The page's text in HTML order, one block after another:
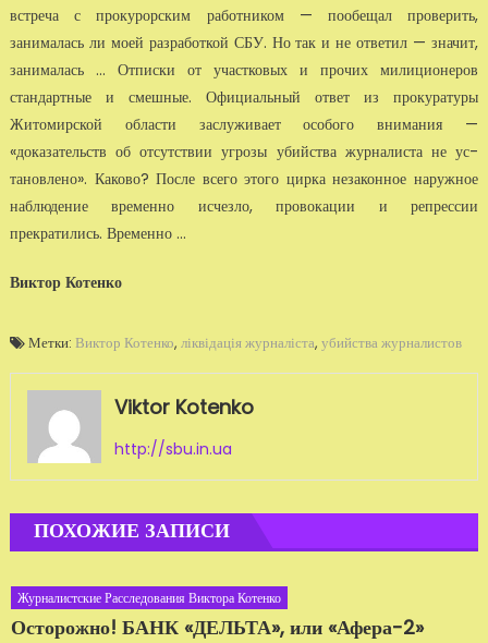
встреча с прокурорским работником — пообещал проверить,
занималась ли моей разработкой СБУ. Но так и не ответил — значит,
занималась ... Отписки от участковых и прочих милиционеров
стандартные и смешные. Официальный ответ из прокуратуры
Житомирской области заслу­живает особого внимания —
«доказательств об отсутствии угрозы убийства журналиста не ус­
тановлено». Каково? После всего этого цирка незаконное наружное
наблюдение временно исчезло, провокации и репрессии
прекратились. Временно ...
Виктор Котенко
Метки: Виктор Котенко, ліквідація журналіста, убийства журналистов
Viktor Kotenko
http://sbu.in.ua
ПОХОЖИЕ ЗАПИСИ
Журналистские Расследования Виктора Котенко
Осторожно! БАНК «ДЕЛЬТА», или «Афера-2»